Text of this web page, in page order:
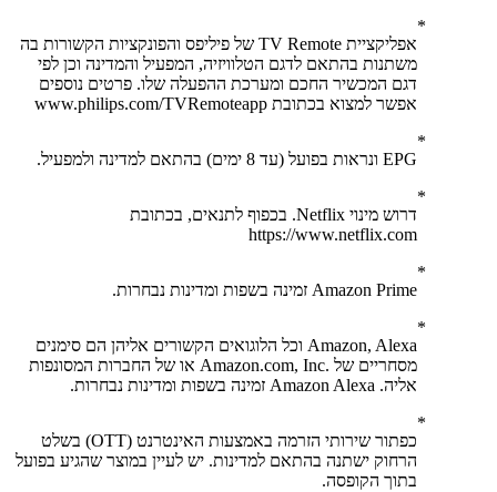
אפליקציית TV Remote של פיליפס והפונקציות הקשורות בה
משתנות בהתאם לדגם הטלוויזיה, המפעיל והמדינה וכן לפי
דגם המכשיר החכם ומערכת ההפעלה שלו. פרטים נוספים
אפשר למצוא בכתובת www.philips.com/TVRemoteapp
דרוש מינוי Netflix. בכפוף לתנאים, בכתובת
https://www.netflix.com
Amazon Prime זמינה בשפות ומדינות נבחרות.
Amazon, Alexa וכל הלוגואים הקשורים אליהן הם סימנים
מסחריים של .‏‎Amazon.com, Inc או של החברות המסונפות
אליה. Amazon Alexa זמינה בשפות ומדינות נבחרות.
כפתור שירותי הזרמה באמצעות האינטרנט (OTT) בשלט
הרחוק ישתנה בהתאם למדינות. יש לעיין במוצר שהגיע בפועל
בתוך הקופסה.